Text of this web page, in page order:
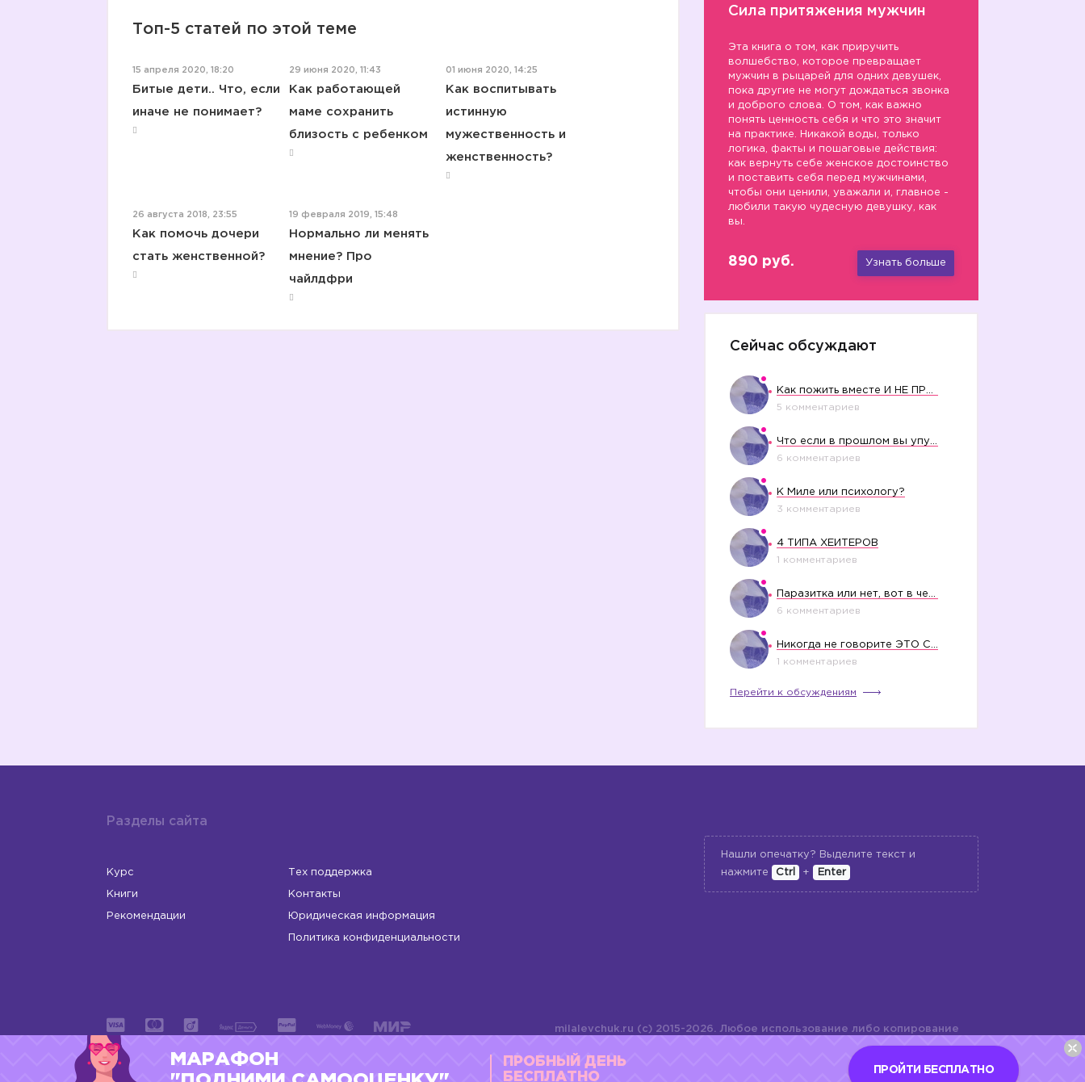
Топ-5 статей по этой теме
15 апреля 2020, 18:20
Битые дети.. Что, если
иначе не понимает?
29 июня 2020, 11:43
Как работающей
маме сохранить
близость с ребенком
01 июня 2020, 14:25
Как воспитывать
истинную
мужественность и
женственность?
26 августа 2018, 23:55
Как помочь дочери
стать женственной?
19 февраля 2019, 15:48
Нормально ли менять
мнение? Про
чайлдфри
Сила притяжения мужчин
Эта книга о том, как приручить
волшебство, которое превращает
мужчин в рыцарей для одних девушек,
пока другие не могут дождаться звонка
и доброго слова. О том, как важно
понять ценность себя и что это значит
на практике. Никакой воды, только
логика, факты и пошаговые действия:
как вернуть себе женское достоинство
и поставить себя перед мужчинами,
чтобы они ценили, уважали и, главное -
любили такую чудесную девушку, как
вы.
890 руб. Узнать больше
Сейчас обсуждают
5 комментариев
6 комментариев
К Миле или психологу?
3 комментариев
4 ТИПА ХЕЙТЕРОВ
1 комментариев
6 комментариев
1 комментариев
Перейти к обсуждениям
Разделы сайта
Курс
Книги
Рекомендации
Тех поддержка
Контакты
Юридическая информация
Политика конфиденциальности
Нашли опечатку? Выделите текст и
нажмите
Ctrl + Enter
ИП Левчук Людмила Николаевна
milalevchuk.ru (c) 2015-2026. Любое использование либо копирование
материалов или подборки материалов сайта, элементов дизайна и
оформления допускается лишь с разрешения правообладателя и
МАРАФОН
ПРОБНЫЙ ДЕНЬ
БЕСПЛАТНО
ПРОЙТИ БЕСПЛАТНО